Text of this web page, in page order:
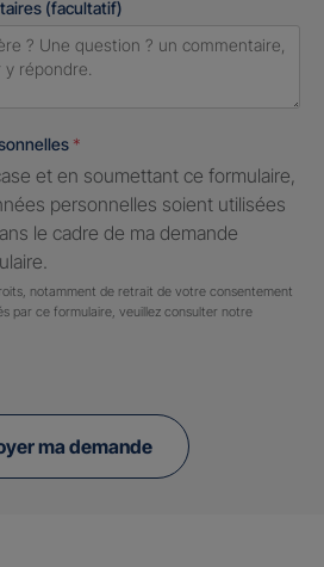
(facultatif)
*
et en soumettant ce formulaire,
personnelles soient utilisées
le cadre de ma demande
notamment de retrait de votre consentement
par ce formulaire, veuillez consulter notre
ma demande